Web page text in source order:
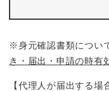
※身元確認書類につい
き・届出・申請の時有
【代理人が届出する場